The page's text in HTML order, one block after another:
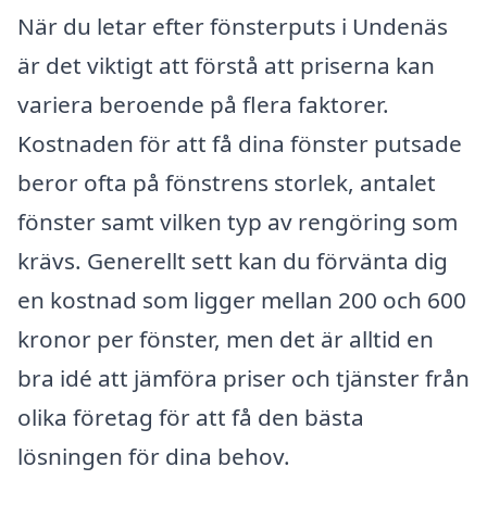
När du letar efter fönsterputs i Undenäs
är det viktigt att förstå att priserna kan
variera beroende på flera faktorer.
Kostnaden för att få dina fönster putsade
beror ofta på fönstrens storlek, antalet
fönster samt vilken typ av rengöring som
krävs. Generellt sett kan du förvänta dig
en kostnad som ligger mellan 200 och 600
kronor per fönster, men det är alltid en
bra idé att jämföra priser och tjänster från
olika företag för att få den bästa
lösningen för dina behov.